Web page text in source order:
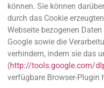
können. Sie können
durch das Cookie
Webseite bezogenen
Google sowie die
verhindern, indem sie das
(http://tools.google.com/
verfügbare Browser-Plugin